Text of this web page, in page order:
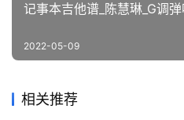
记事本吉他谱_陈慧琳_G调
2022-05-09
相关推荐